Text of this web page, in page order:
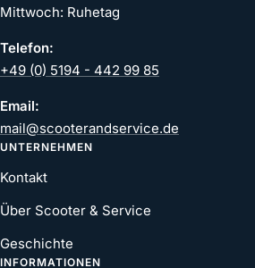
Mittwoch: Ruhetag
Telefon:
+49 (0) 5194 - 442 99 85
Email:
mail@scooterandservice.de
UNTERNEHMEN
Kontakt
Über Scooter & Service
Geschichte
INFORMATIONEN